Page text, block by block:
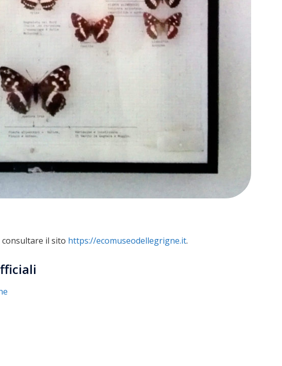
consultare il sito https://ecomuseodellegrigne.it.